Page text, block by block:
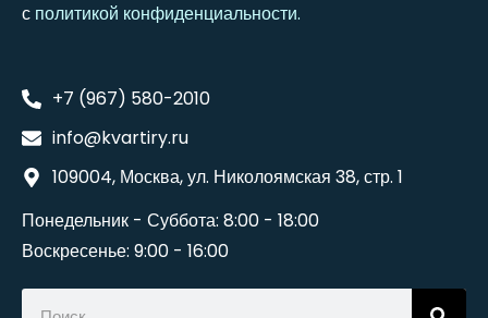
с политикой конфиденциальности.
+7 (967) 580-2010
info@kvartiry.ru
109004, Москва, ул. Николоямская 38, стр. 1
Понедельник - Суббота: 8:00 - 18:00
Воскресенье: 9:00 - 16:00